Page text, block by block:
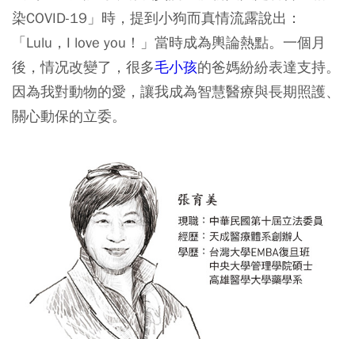
染COVID-19」時，提到小狗而真情流露說出：
「Lulu，I love you！」當時成為輿論熱點。一個月
後，情况改變了，很多毛小孩的爸媽紛紛表達支持。
因為我對動物的愛，讓我成為智慧醫療與長期照護、
關心動保的立委。